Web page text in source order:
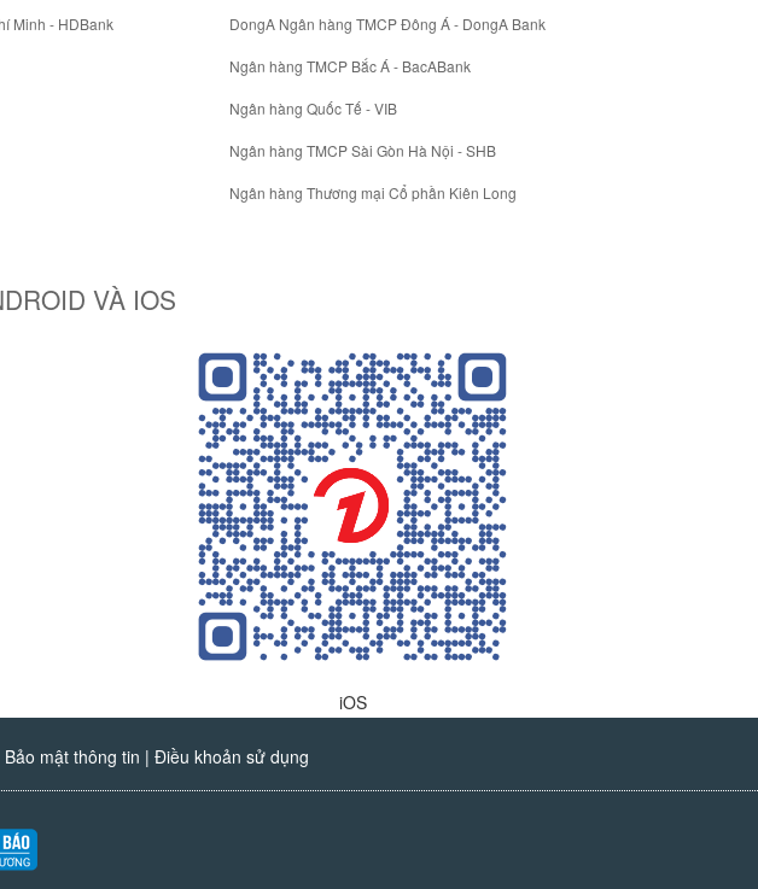
Minh - HDBank DongA Ngân hàng TMCP Đông Á - DongA Bank
Ngân hàng TMCP Bắc Á - BacABank
Ngân hàng Quốc Tế - VIB
Ngân hàng TMCP Sài Gòn Hà Nội - SHB
Ngân hàng Thương mại Cổ phần Kiên Long
VÀ IOS
iOS
Bảo mật thông tin | Điều khoản sử dụng